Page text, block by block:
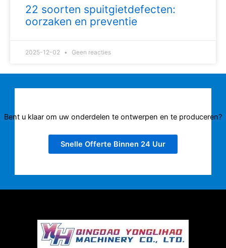
22 soorten spuitgietdefecten:
oorzaken en preventie
2025-12-02 Geen reacties
Bent u klaar om uw onderdelen te ontwerpen en te produceren?
Snelle Offerte Binnen 24 Uur